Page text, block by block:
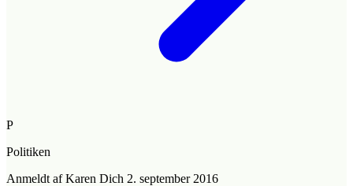
P
Politiken
Anmeldt afKaren Dich 2. september 2016